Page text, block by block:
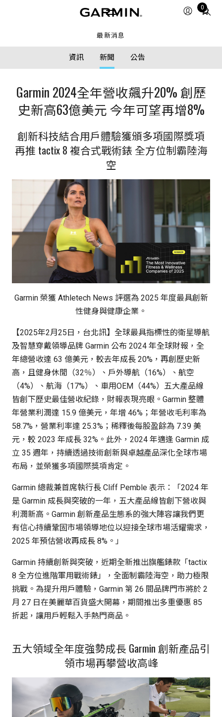
0
Total
items
最新消息
資訊 新聞 公告
Garmin 2024全年營收飆升20% 創歷
史新高63億美元 今年可望再增8%
創新科技結合用戶體驗獲頒多項國際獎項
再推 tactix 8 複合式戰術錶 全方位制霸陸海
空
Garmin 榮獲 Athletech News 評選為 2025 年度最具創新
性健身與健康企業。
【2025年2月25日，台北訊】全球最具指標性的衛星導航
及智慧穿戴領導品牌 Garmin 公布 2024 年全球財報，全
年總營收達 63 億美元，較去年成長 20%，再創歷史新
高，且健身休閒（32％）、戶外導航（16%）、航空
（4%）、航海（17%）、車用OEM（44%）五大產品線
皆創下歷史最佳營收紀錄，財報表現亮眼。Garmin 整體
年營業利潤達 15.9 億美元，年增 46%；年營收毛利率為
58.7%，營業利率達 25.3%；稀釋後每股盈餘為 7.39 美
元，較 2023 年成長 32%。此外，2024 年適逢 Garmin 成
立 35 週年，持續透過技術創新與卓越產品深化全球市場
布局，並榮獲多項國際獎項肯定。
Garmin 總裁兼首席執行長 Cliff Pemble 表示：「2024 年
是 Garmin 成長與突破的一年，五大產品線皆創下營收與
利潤新高。Garmin 創新產品生態系的強大陣容讓我們更
有信心持續鞏固市場領導地位以迎接全球市場活耀需求，
2025 年預估營收再成長 8%。」
Garmin 持續創新與突破，近期全新推出旗艦錶款「tactix
8 全方位進階軍用戰術錶」，全面制霸陸海空，助力極限
挑戰。為提升用戶體驗，Garmin 第 26 間品牌門市將於 2
月 27 日在美麗華百貨盛大開幕，期間推出多重優惠 85
折起，讓用戶輕鬆入手熱門商品。
五大領域全年度強勢成長 Garmin 創新產品引
領市場再攀營收高峰